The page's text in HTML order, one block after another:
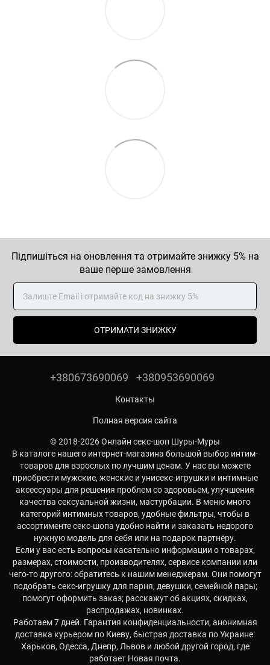
Підпишіться на оновлення та отримайте знижку 5% на
ваше перше замовлення
ОТРИМАТИ ЗНИЖКУ
+380673690069 +380953690069
Контакты
Полная версия сайта
© 2018-2026 Онлайн секс-шоп Шуры-Муры
В каталоге нашего интернет-магазина большой выбор интим-
товаров для взрослых по лучшим ценам. У нас вы можете
приобрести мужские, женские и унисекс-игрушки и интимные
аксессуары для решения проблем со здоровьем, улучшения
качества сексуальной жизни, мастурбации. В меню много
категорий интимных товаров, удобные фильтры, чтобы в
ассортименте секс-шопа удобно найти и заказать недорого
нужную модель для себя или на подарок партнёру.
Если у вас есть вопросы касательно информации о товарах,
размерах, стоимости, производителях, сервисе компании или
чего-то другого: обратитесь к нашим менеджерам. Они помогут
подобрать секс-игрушку для парня, девушки, семейной пары;
помогут оформить заказ; расскажут об акциях, скидках,
распродажах, новинках.
Работаем 7 дней. Гарантия конфиденциальности, анонимная
доставка курьером по Киеву, быстрая доставка по Украине:
Харьков, Одесса, Днепр, Львов и любой другой город, где
работает Новая почта.